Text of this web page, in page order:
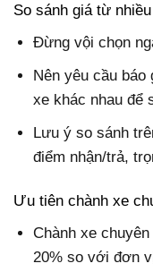
So sánh giá từ
Đừng vội chọn
Nên yêu cầu
xe khác nhau để
Lưu ý so sánh
điểm nhận/trả,
Ưu tiên chành xe
Chành xe
20% so với đơn